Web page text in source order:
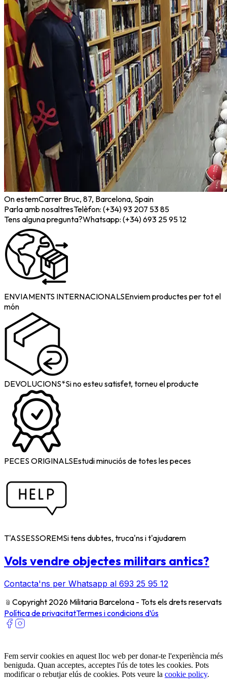
On estemCarrer Bruc, 87, Barcelona, Spain
Parla amb nosaltresTelèfon: (+34) 93 207 53 85
Tens alguna pregunta?Whatsapp: (+34) 693 25 95 12
ENVIAMENTS INTERNACIONALSEnviem productes per tot el
món
DEVOLUCIONS*Si no esteu satisfet, torneu el producte
PECES ORIGINALSEstudi minuciós de totes les peces
T'ASSESSOREMSi tens dubtes, truca'ns i t'ajudarem
Vols vendre objectes militars antics?
Contacta'ns per Whatsapp al 693 25 95 12
﹫ Copyright 2026 Militaria Barcelona - Tots els drets reservats
Política de privacitatTermes i condicions d’ús
Fem servir cookies en aquest lloc web per donar-te l'experiència més
beniguda. Quan acceptes, acceptes l'ús de totes les cookies. Pots
modificar o rebutjar elús de cookies. Pots veure la cookie policy.